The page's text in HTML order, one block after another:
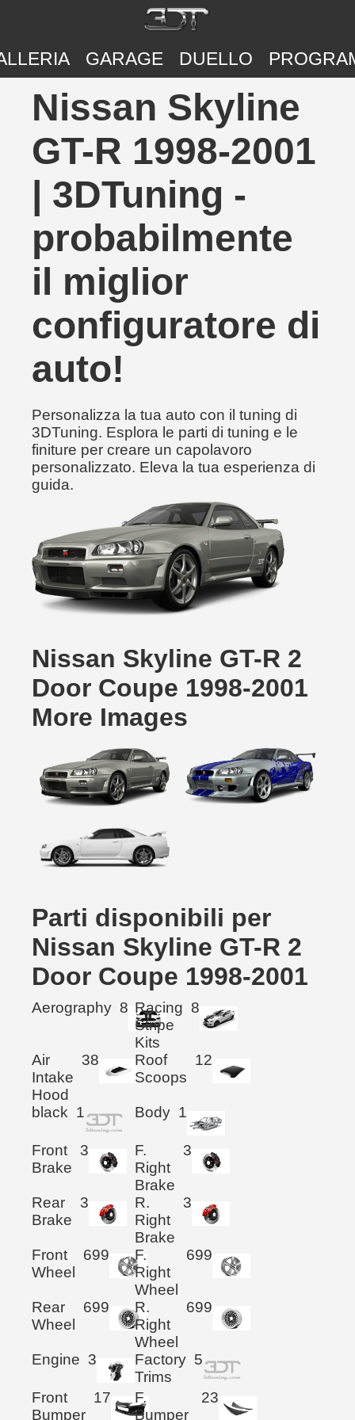
GARAGE DUELLO
Nissan Skyline
GT-R 1998-2001
| 3DTuning -
probabilmente
il miglior
configuratore di
auto!
Personalizza la tua auto con il tuning di
3DTuning. Esplora le parti di tuning e le
finiture per creare un capolavoro
personalizzato. Eleva la tua esperienza di
guida.
Nissan Skyline GT-R 2
Door Coupe 1998-2001
More Images
Parti disponibili per
Nissan Skyline GT-R 2
Door Coupe 1998-2001
Aerography 8 Racing
Stripe
Kits
8
Air
Intake
Hood
38
Roof
Scoops
12
black 1 Body 1
Front
Brake
3
F.
Right
Brake
3
Rear
Brake
3
R.
Right
Brake
3
Front
Wheel
699
F.
Right
Wheel
699
Rear
Wheel
699
R.
Right
Wheel
699
Engine 3
Factory
Trims
5
Front
Bumper
17
F.
Bumper
23